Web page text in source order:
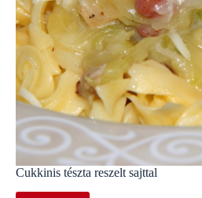
Cukkinis tészta reszelt sajttal